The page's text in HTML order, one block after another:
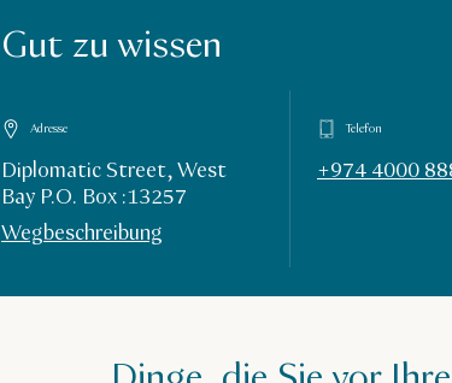
Gut zu wissen
Adresse
Diplomatic Street, West
Bay P.O. Box :13257
Wegbeschreibung
Telefon
+974 4000